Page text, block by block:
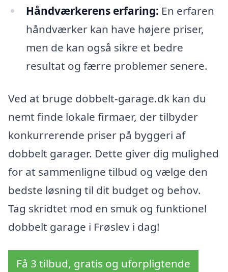
Håndværkerens erfaring: En erfaren
håndværker kan have højere priser,
men de kan også sikre et bedre
resultat og færre problemer senere.
Ved at bruge dobbelt-garage.dk kan du
nemt finde lokale firmaer, der tilbyder
konkurrerende priser på byggeri af
dobbelt garager. Dette giver dig mulighed
for at sammenligne tilbud og vælge den
bedste løsning til dit budget og behov.
Tag skridtet mod en smuk og funktionel
dobbelt garage i Frøslev i dag!
Få 3 tilbud, gratis og uforpligtende